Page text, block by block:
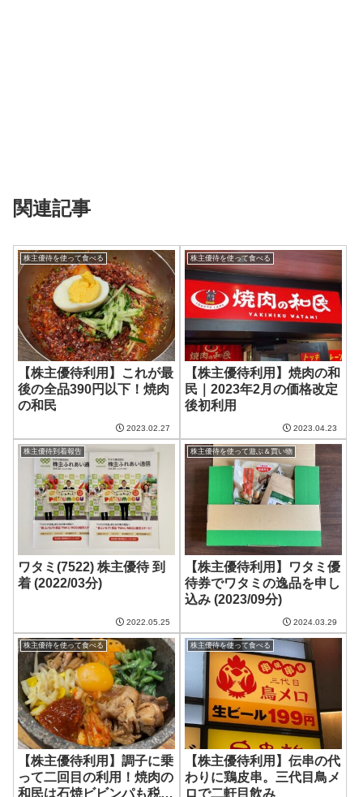
関連記事
株主優待を使って食べる
【株主優待利用】これが最
後の全品390円以下！焼肉
の和民
2023.02.27
株主優待を使って食べる
【株主優待利用】焼肉の和
民｜2023年2月の価格改定
後初利用
2023.04.23
株主優待到着報告
ワタミ(7522) 株主優待 到
着 (2022/03分)
2022.05.25
株主優待を使って遊ぶ＆買い物
【株主優待利用】ワタミ優
待券でワタミの逸品を申し
込み (2023/09分)
2024.03.29
株主優待を使って食べる
【株主優待利用】調子に乗
って二回目の利用！焼肉の
和民は石焼ビビンパも税抜
株主優待を使って食べる
【株主優待利用】伝串の代
わりに鶏皮串。三代目鳥メ
ロで二軒目飲み